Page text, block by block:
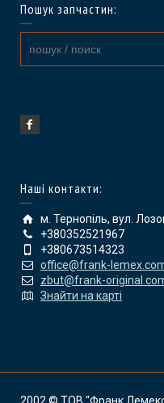
Пошук запчастин:
Наші контакти:
м. Тернопіль, вул.
+380352521967
+380673514323
office@frank-
zbut@frank-
Знайти на карті